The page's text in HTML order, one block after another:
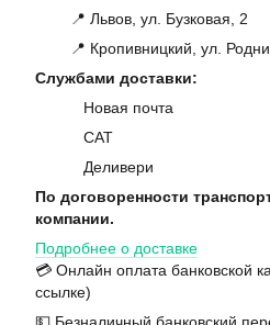
📍 Львов, ул. Бузковая, 2
📍 Кропивницкий, ул.
Службами доставки:
Новая почта
САТ
Деливери
По договоренности
компании.
Подробнее о доставке
💳 Онлайн оплата банковской
ссылке)